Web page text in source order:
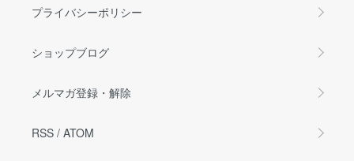
プライバシーポリシー
ショップブログ
メルマガ登録・解除
RSS / ATOM